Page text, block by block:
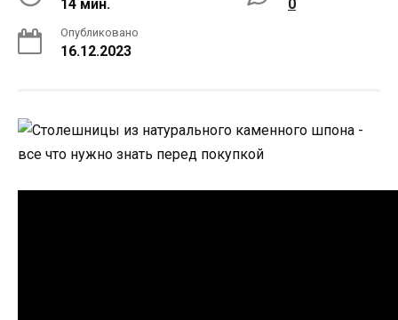
14 мин. 0
Опубликовано
16.12.2023